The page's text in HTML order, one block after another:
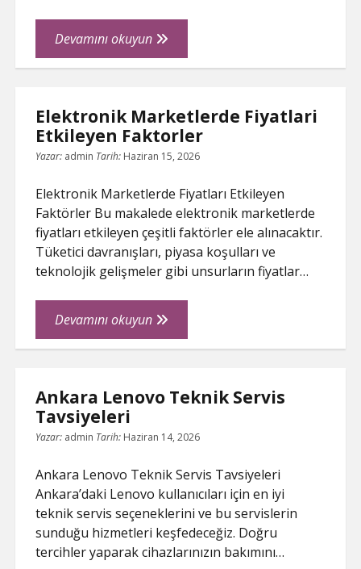
Devamını okuyunKira
Hukukunda
Nelerdir
Elektronik Marketlerde Fiyatlari
Etkileyen Faktorler
Yazar: admin Tarih: Haziran 15, 2026
Elektronik Marketlerde Fiyatları Etkileyen
Faktörler Bu makalede elektronik marketlerde
fiyatları etkileyen çeşitli faktörler ele alınacaktır.
Tüketici davranışları, piyasa koşulları ve
teknolojik gelişmeler gibi unsurların fiyatlar…
Devamını okuyunElektronik
Marketlerde
Faktorler
Ankara Lenovo Teknik Servis
Tavsiyeleri
Yazar: admin Tarih: Haziran 14, 2026
Ankara Lenovo Teknik Servis Tavsiyeleri
Ankara’daki Lenovo kullanıcıları için en iyi
teknik servis seçeneklerini ve bu servislerin
sunduğu hizmetleri keşfedeceğiz. Doğru
tercihler yaparak cihazlarınızın bakımını…